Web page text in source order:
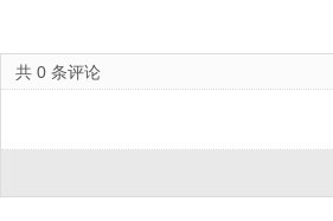
共 0 条评论